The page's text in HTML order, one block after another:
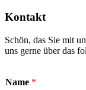
Kontakt
Schön, das Sie mit
uns gerne über das
Name *